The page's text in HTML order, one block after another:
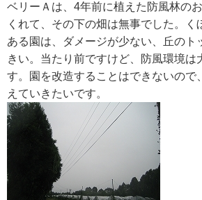
ベリーＡは、4年前に植えた防風林の
くれて、その下の畑は無事でした。く
ある園は、ダメージが少ない、丘のト
きい。当たり前ですけど、防風環境は
す。園を改造することはできないので
えていきたいです。